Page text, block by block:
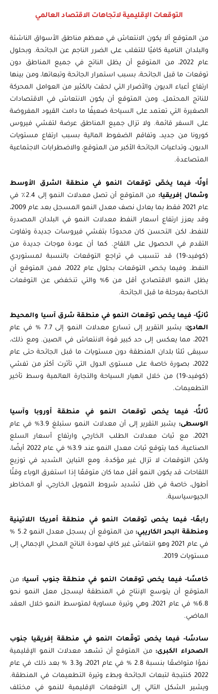
التوقعات الإقليمية لاتجاهات الاقتصاد العالمي
من المتوقع ألا يكون الانتعاش في معظم مناطق الأسواق الناشئة
والبلدان النامية كافيًا للتغلب على الضرر الناجم عن الجائحة. وبحلول
عام 2022، من المتوقع أن يظل الناتج في جميع المناطق دون
توقعات ما قبل الجائحة، بسبب استمرار الجائحة وتبعاتها، ومن بينها
ارتفاع أعباء الديون والأضرار التي لحقت بالكثير من العوامل المحركة
للناتج المحتمل. ومن المتوقع أن يكون الانتعاش في الاقتصادات
الصغيرة التي تعتمد على السياحة ضعيفًا ما دامت القيود المفروضة
على السفر قائمة. ولا تزال جميع المناطق عرضة لتفشي فيروس
كورونا من جديد، وتفاقم الضغوط المالية بسبب ارتفاع مستويات
الديون، وتداعيات الجائحة الأكبر من المتوقع، والاضطرابات الاجتماعية
المتصاعدة.
أولًا- فيما يخصّ توقعات النمو في منطقة الشرق الأوسط
وشمال إفريقيا:
من المتوقع أن تصل معدلات النمو إلى 2.4٪ في
عام 2021 فقط بما يعادل نصف معدل النمو المسجل بعد عام 2009،
وقد يعزز ارتفاع أسعار النفط معدلات النمو في البلدان المصدرة
للنفط، لكن التحسن كان محدودًا بتفشي فيروسات جديدة وتفاوت
التقدم في الحصول على اللقاح. كما أن عودة موجات جديدة من
(كوفيد-19) قد تتسبب في تراجع التوقعات بالنسبة لمستوردي
النفط. وفيما يخص التوقعات بحلول عام 2022، فمن المتوقع أن
يظل النمو الاقتصادي أقل من 6% والتي تنخفض عن التوقعات
الخاصة بمرحلة ما قبل الجائحة.
ثانيًا- فيما يخص توقعات النمو في منطقة شرق آسيا والمحيط
الهادئ:
يشير التقرير إلى تسارع معدلات النمو إلى 7.7 % في عام
2021، مما يعكس إلى حد كبير قوة الانتعاش في الصين. ومع ذلك،
سيبقى ثلثا بلدان المنطقة دون مستويات ما قبل الجائحة حتى عام
2022، بصورة خاصة على مستوى الدول التي تأثرت أكثر من تفشي
(كوفيد-19) من خلال انهيار السياحة والتجارة العالمية وسط تأخير
التطعيمات.
ثالثًا- فيما يخص توقعات النمو في منطقة أوروبا وآسيا
الوسطى:
يشير التقرير إلى أن معدلات النمو ستبلغ 3.9% في عام
2021، مع ثبات معدلات الطلب الخارجي وارتفاع أسعار السلع
الصناعية، كما يتوقع ثبات معدل النمو عند 3.9% في عام 2022 أيضًا،
ولكن التوقعات لا تزال غير مؤكدة. ومع التباين الشديد في توزيع
اللقاحات قد يكون النمو أقل مما كان متوقعًا إذا استغرق الوباء وقتًا
أطول، خاصة في ظل تشديد شروط التمويل الخارجي، أو المخاطر
الجيوسياسية.
رابعًا- فيما يخص توقعات النمو في منطقة أمريكا اللاتينية
ومنطقة البحر الكاريبي:
من المتوقع أن يسجل معدل النمو 5.2 %
في عام 2021 وهو انتعاش غير كافٍ لعودة الناتج المحلي الإجمالي إلى
مستويات 2019.
خامسًا- فيما يخص توقعات النمو في منطقة جنوب آسيا:من
المتوقع أن يتوسع الإنتاج في المنطقة ليسجل معل النمو نحو
6.8% في عام 2021، وهي وتيرة مساوية لمتوسط ​​النمو خلال العقد
الماضي.
سادسًا- فيما يخص توقّعات النمو في منطقة إفريقيا جنوب
الصحراء الكبرى:من المتوقع أن تشهد معدلات النمو الإقليمية
نموًا متواضعًا بنسبة 2.8 % في عام 2021، و3.3 % بعد ذلك في عام
2022 كنتيجة لتبعات الجائحة وبطء وتيرة التطعيمات في المنطقة.
ويشير الشكل التالي إلى التوقعات الإقليمية للنمو في مختلف